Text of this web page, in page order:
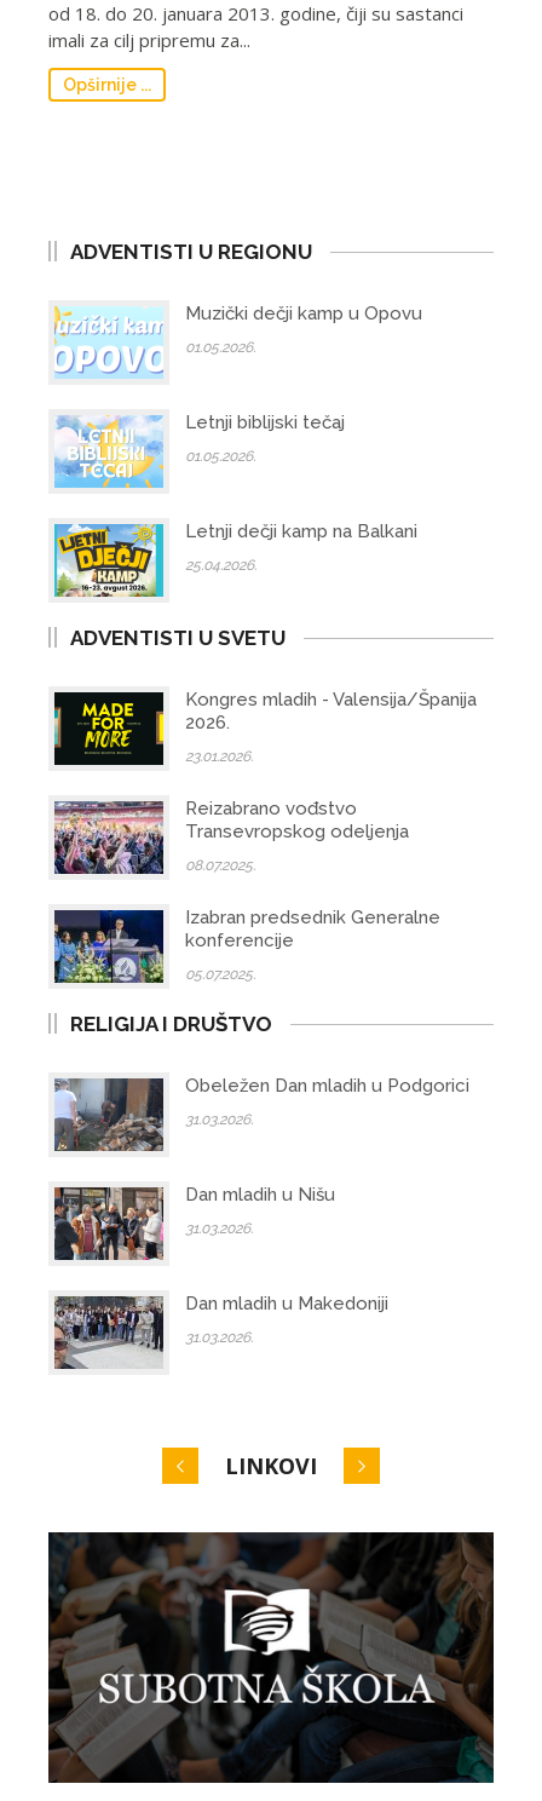
od 18. do 20. januara 2013. godine, čiji su sastanci
imali za cilj pripremu za...
Opširnije ...
ADVENTISTI U REGIONU
Muzički dečji kamp u Opovu
01.05.2026.
Letnji biblijski tečaj
01.05.2026.
Letnji dečji kamp na Balkani
25.04.2026.
ADVENTISTI U SVETU
Kongres mladih - Valensija/Španija
2026.
23.01.2026.
Reizabrano vođstvo
Transevropskog odeljenja
08.07.2025.
Izabran predsednik Generalne
konferencije
05.07.2025.
RELIGIJA I DRUŠTVO
Obeležen Dan mladih u Podgorici
31.03.2026.
Dan mladih u Nišu
31.03.2026.
Dan mladih u Makedoniji
31.03.2026.
LINKOVI